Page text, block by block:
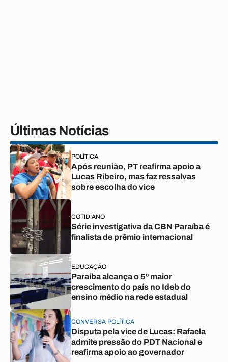
Últimas Notícias
POLÍTICA
Após reunião, PT reafirma apoio a
Lucas Ribeiro, mas faz ressalvas
sobre escolha do vice
COTIDIANO
Série investigativa da CBN Paraíba é
finalista de prêmio internacional
EDUCAÇÃO
Paraíba alcança o 5º maior
crescimento do país no Ideb do
ensino médio na rede estadual
CONVERSA POLÍTICA
Disputa pela vice de Lucas: Rafaela
admite pressão do PDT Nacional e
reafirma apoio ao governador